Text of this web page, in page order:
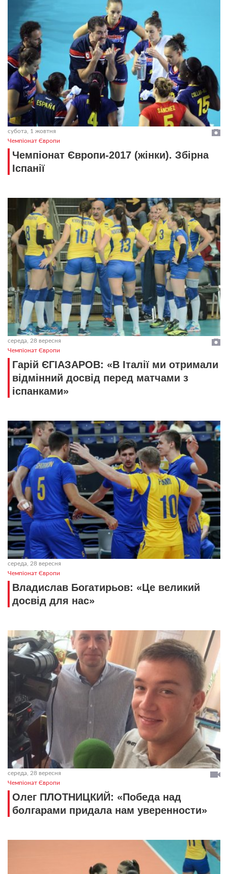
субота, 1 жовтня
Чемпіонат Європи
Чемпіонат Європи-2017 (жінки). Збірна
Іспанії
середа, 28 вересня
Чемпіонат Європи
Гарій ЄГІАЗАРОВ: «В Італії ми отримали
відмінний досвід перед матчами з
іспанками»
середа, 28 вересня
Чемпіонат Європи
Владислав Богатирьов: «Це великий
досвід для нас»
середа, 28 вересня
Чемпіонат Європи
Олег ПЛОТНИЦКИЙ: «Победа над
болгарами придала нам уверенности»